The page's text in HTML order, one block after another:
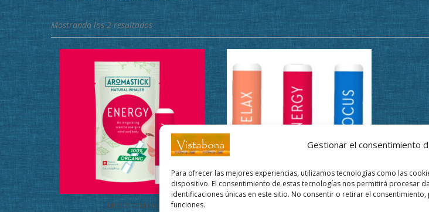
Gestionar el consentimiento
Para ofrecer las mejores experiencias, utilizamos tecnologías como las
dispositivo. El consentimiento de estas tecnologías nos permitirá procesar
identificaciones únicas en este sitio. No consentir o retirar el
funciones.
Mostrando los 2 resultadosOrdenado
por
los
últimos
ENERGY-ENERGIA